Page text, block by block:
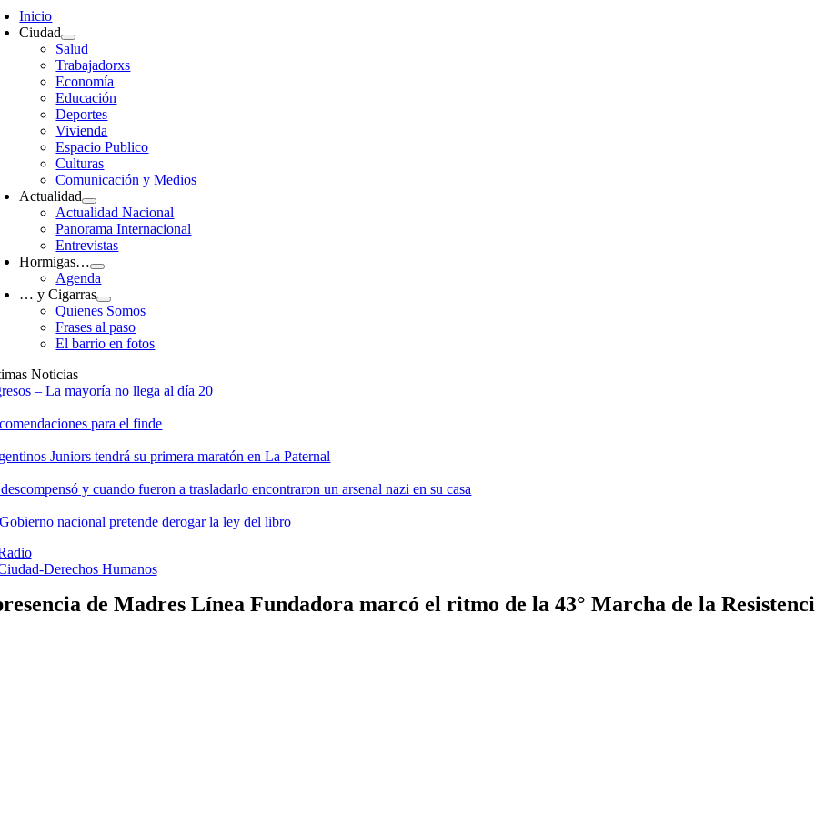
Inicio
Ciudad
Salud
Trabajadorxs
Economía
Educación
Deportes
Vivienda
Espacio Publico
Culturas
Comunicación y Medios
Actualidad
Actualidad Nacional
Panorama Internacional
Entrevistas
Hormigas…
Agenda
… y Cigarras
Quienes Somos
Frases al paso
El barrio en fotos
Noticias
– La mayoría no llega al día 20
para el finde
Juniors tendrá su primera maratón en La Paternal
y cuando fueron a trasladarlo encontraron un arsenal nazi en su casa
nacional pretende derogar la ley del libro
Derechos Humanos
de Madres Línea Fundadora marcó el ritmo de la 43° Marcha de la